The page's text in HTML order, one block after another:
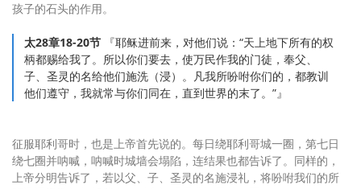
孩子的石头的作用。
太28章18-20节 『耶稣进前来，对他们说：“天上地下所有的权
柄都赐给我了。所以你们要去，使万民作我的门徒，奉父、
子、圣灵的名给他们施洗（浸）。凡我所吩咐你们的，都教训
他们遵守，我就常与你们同在，直到世界的末了。”』
征服耶利哥时，也是上帝首先说的。每日绕耶利哥城一圈，第七日
绕七圈并呐喊，呐喊时城墙会塌陷，连结果也都告诉了。同样的，
上帝分明告诉了，若以父、子、圣灵的名施浸礼，将吩咐我们的所